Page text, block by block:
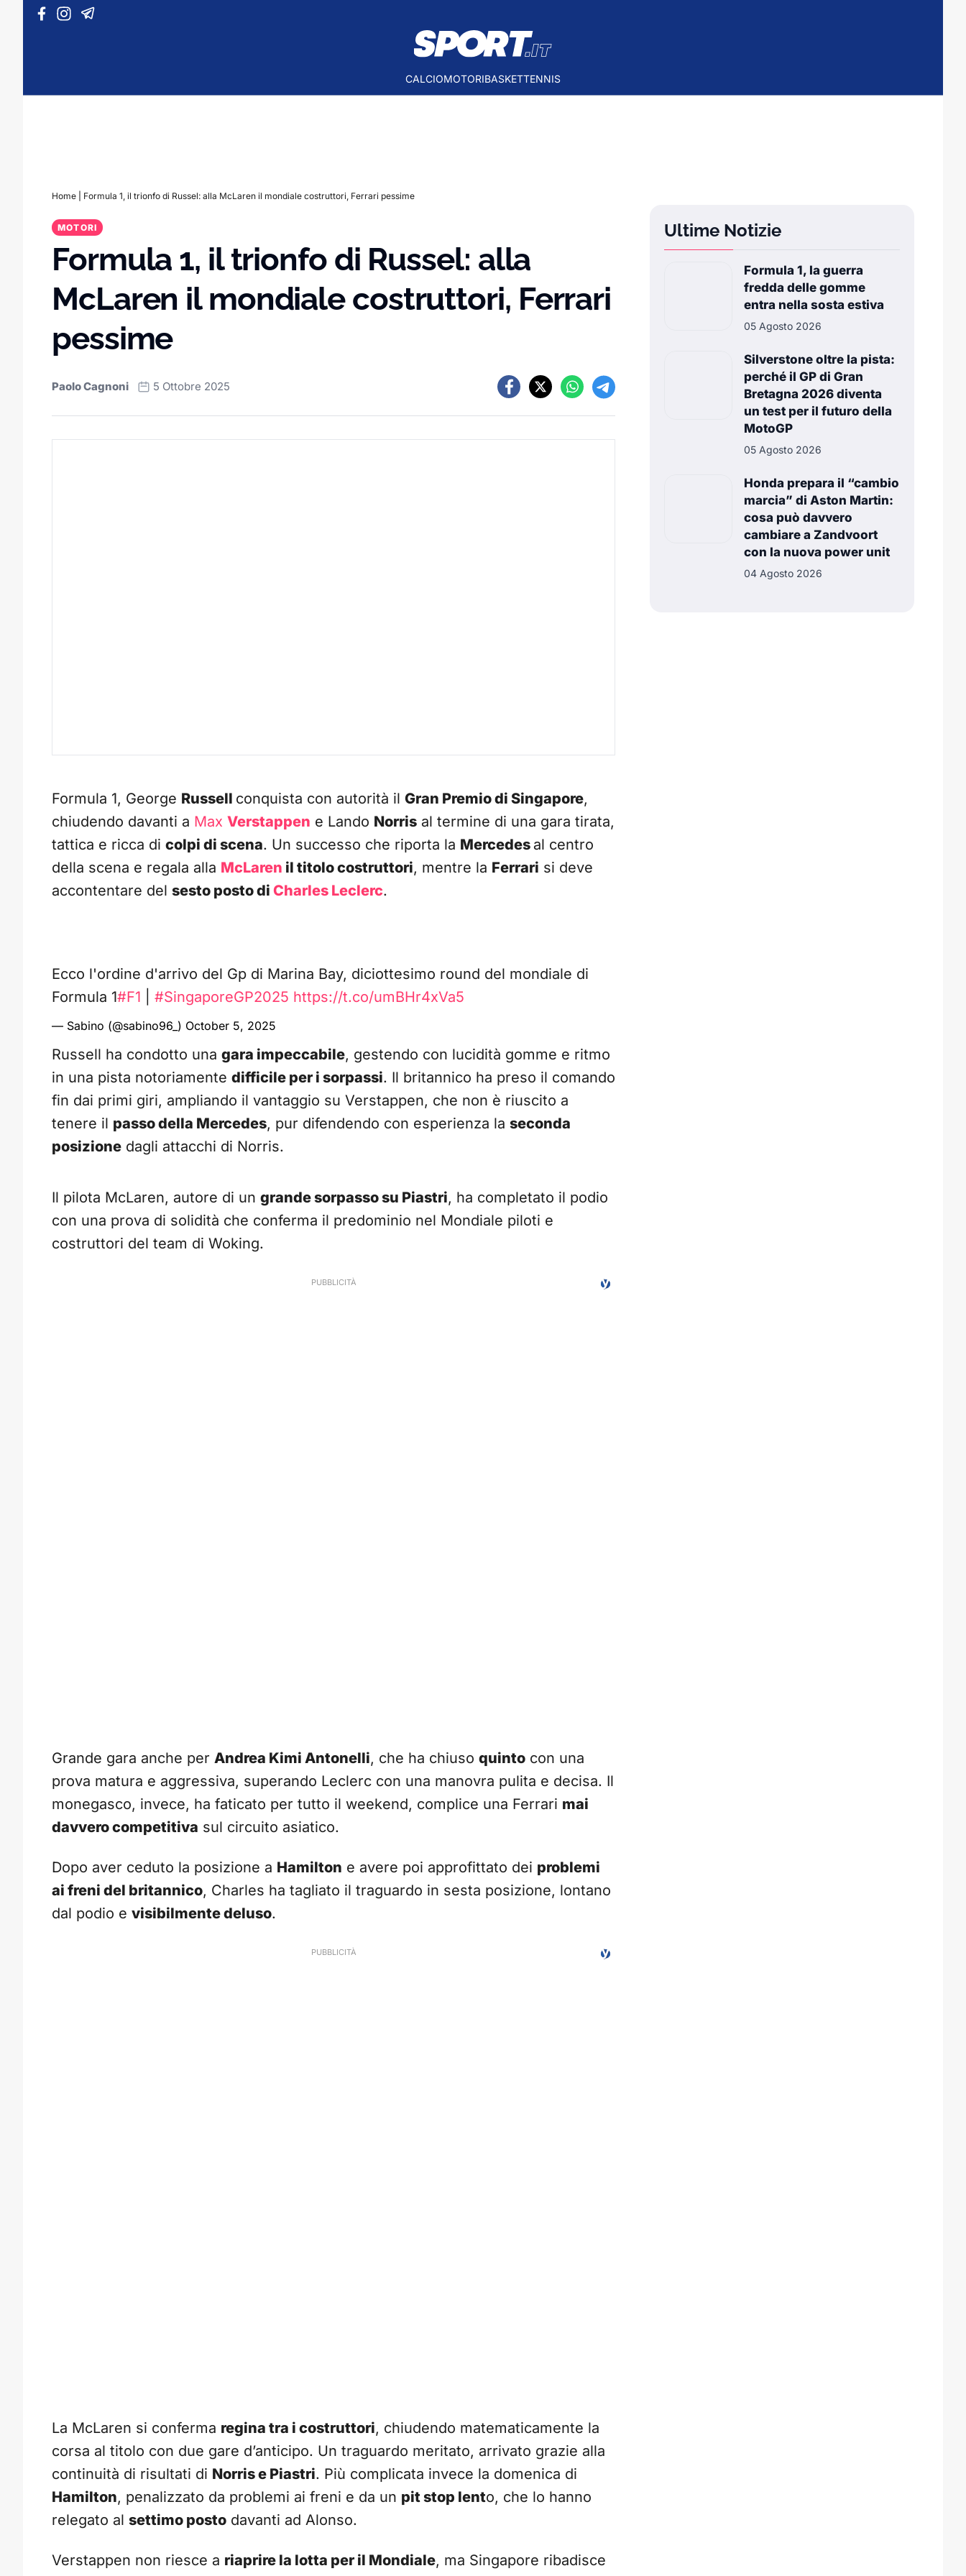
Vai al contenuto
CALCIOMOTORIBASKETTENNIS
Home Formula 1, il trionfo di Russel: alla McLaren il mondiale costruttori, Ferrari pessime
MOTORI
Formula 1, il trionfo di Russel: alla
McLaren il mondiale costruttori, Ferrari
pessime
Paolo Cagnoni 5 Ottobre 2025
Formula 1, George Russell conquista con autorità il Gran Premio di Singapore,
chiudendo davanti a Max Verstappen e Lando Norris al termine di una gara tirata,
tattica e ricca di colpi di scena. Un successo che riporta la Mercedes al centro
della scena e regala alla McLaren il titolo costruttori, mentre la Ferrari si deve
accontentare del sesto posto di Charles Leclerc.
Ecco l'ordine d'arrivo del Gp di Marina Bay, diciottesimo round del mondiale di
Formula 1#F1 #SingaporeGP2025 https://t.co/umBHr4xVa5
— Sabino (@sabino96_) October 5, 2025
Russell ha condotto una gara impeccabile, gestendo con lucidità gomme e ritmo
in una pista notoriamente difficile per i sorpassi. Il britannico ha preso il comando
fin dai primi giri, ampliando il vantaggio su Verstappen, che non è riuscito a
tenere il passo della Mercedes, pur difendendo con esperienza la seconda
posizione dagli attacchi di Norris.
Il pilota McLaren, autore di un grande sorpasso su Piastri, ha completato il podio
con una prova di solidità che conferma il predominio nel Mondiale piloti e
costruttori del team di Woking.
Grande gara anche per Andrea Kimi Antonelli, che ha chiuso quinto con una
prova matura e aggressiva, superando Leclerc con una manovra pulita e decisa. Il
monegasco, invece, ha faticato per tutto il weekend, complice una Ferrari mai
davvero competitiva sul circuito asiatico.
Dopo aver ceduto la posizione a Hamilton e avere poi approfittato dei problemi
ai freni del britannico, Charles ha tagliato il traguardo in sesta posizione, lontano
dal podio e visibilmente deluso.
La McLaren si conferma regina tra i costruttori, chiudendo matematicamente la
corsa al titolo con due gare d’anticipo. Un traguardo meritato, arrivato grazie alla
continuità di risultati di Norris e Piastri. Più complicata invece la domenica di
Hamilton, penalizzato da problemi ai freni e da un pit stop lento, che lo hanno
relegato al settimo posto davanti ad Alonso.
Verstappen non riesce a riaprire la lotta per il Mondiale, ma Singapore ribadisce
Ultime Notizie
Formula 1, la guerra
fredda delle gomme
entra nella sosta estiva
05 Agosto 2026
Silverstone oltre la pista:
perché il GP di Gran
Bretagna 2026 diventa
un test per il futuro della
MotoGP
05 Agosto 2026
Honda prepara il “cambio
marcia” di Aston Martin:
cosa può davvero
cambiare a Zandvoort
con la nuova power unit
04 Agosto 2026